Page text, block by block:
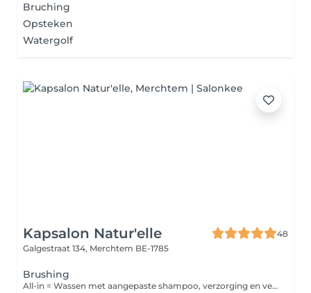
Bruching
Opsteken
Watergolf
Kapsalon Natur'elle
48
Galgestraat 134, Merchtem BE-1785
Brushing
All-in = Wassen met aangepaste shampoo, verzorging en versteviger + afwerking.